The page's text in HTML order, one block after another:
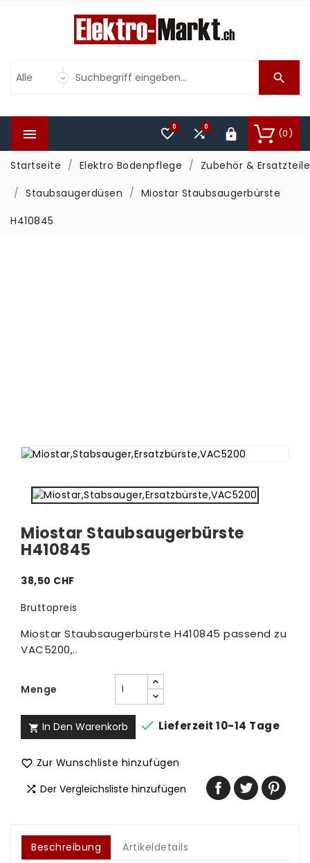

 (0)

0
0
Startseite Elektro Bodenpflege
Zubehör & Ersatzteile
Staubsaugerdüsen
Miostar Staubsaugerbürste
H410845
Miostar Staubsaugerbürste
H410845
38,50 CHF
Bruttopreis
Miostar Staubsaugerbürste H410845 passend zu
VAC5200,..
Menge
 In Den Warenkorb  Lieferzeit 10-14 Tage
 Zur Wunschliste hinzufügen
 Der Vergleichsliste hinzufügen
Beschreibung Artikeldetails